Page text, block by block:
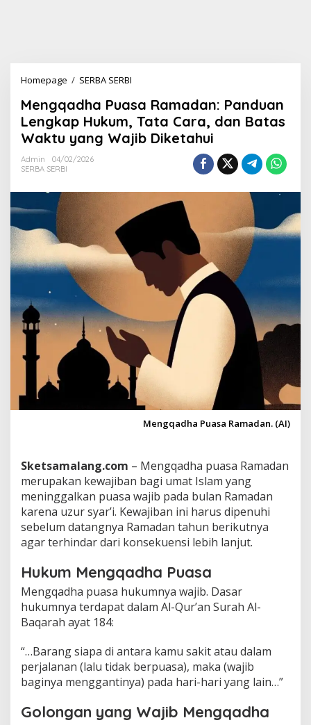
Homepage / SERBA SERBI
n
a
P
a
R
a
a
n
a
n
d
u
n
g
k
p
H
u
u
m
,
T
C
a
r
Mengqadha Puasa Ramadan: Panduan
Lengkap Hukum, Tata Cara, dan Batas
Waktu yang Wajib Diketahui
Admin
04/02/2026
SERBA SERBI
Mengqadha Puasa Ramadan. (AI)
Sketsamalang.com – Mengqadha puasa Ramadan
merupakan kewajiban bagi umat Islam yang
meninggalkan puasa wajib pada bulan Ramadan
karena uzur syar’i. Kewajiban ini harus dipenuhi
sebelum datangnya Ramadan tahun berikutnya
agar terhindar dari konsekuensi lebih lanjut.
Hukum Mengqadha Puasa
Mengqadha puasa hukumnya wajib. Dasar
hukumnya terdapat dalam Al-Qur’an Surah Al-
Baqarah ayat 184:
“…Barang siapa di antara kamu sakit atau dalam
perjalanan (lalu tidak berpuasa), maka (wajib
baginya menggantinya) pada hari-hari yang lain…”
Golongan yang Wajib Mengqadha